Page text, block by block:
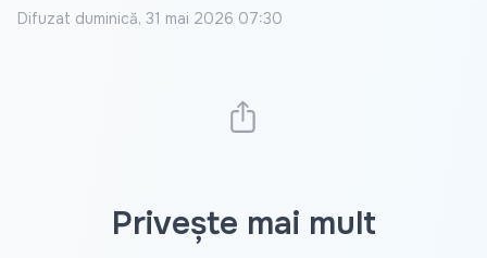
Difuzat duminică, 31 mai 2026 07:30
Privește mai mult